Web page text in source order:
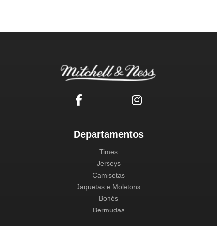
Departamentos
Times
Jerseys
Camisetas
Jaquetas e Moletons
Bonés
Bermudas